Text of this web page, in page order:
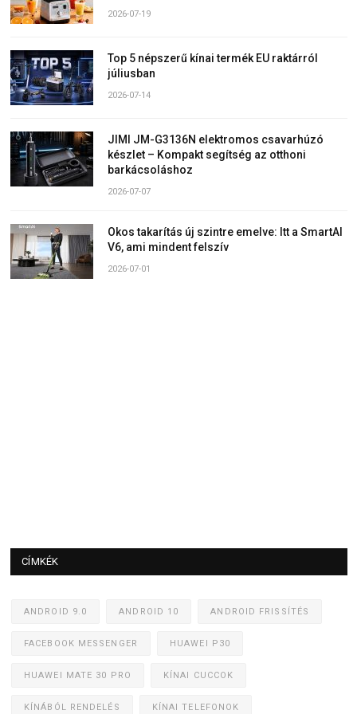
2026-07-19
Top 5 népszerű kínai termék EU raktárról
júliusban
2026-07-14
JIMI JM-G3136N elektromos csavarhúzó
készlet – Kompakt segítség az otthoni
barkácsoláshoz
2026-07-07
Okos takarítás új szintre emelve: Itt a SmartAI
V6, ami mindent felszív
2026-07-01
CÍMKÉK
ANDROID 9.0 ANDROID 10 ANDROID FRISSÍTÉS
FACEBOOK MESSENGER HUAWEI P30
HUAWEI MATE 30 PRO KÍNAI CUCCOK
KÍNÁBÓL RENDELÉS KÍNAI TELEFONOK